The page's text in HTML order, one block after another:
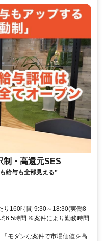
制・高還元SES
給与も全部見える”
り160時間 9:30～18:30(実働8
6.5時間 ※案件により勤務時間
モダンな案件で市場価値を高